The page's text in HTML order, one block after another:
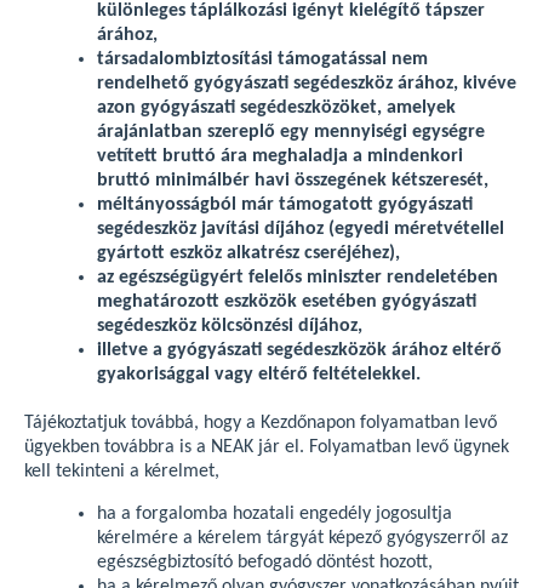
különleges táplálkozási igényt kielégítő tápszer
árához,
társadalombiztosítási támogatással nem
rendelhető gyógyászati segédeszköz árához, kivéve
azon gyógyászati segédeszközöket, amelyek
árajánlatban szereplő egy mennyiségi egységre
vetített bruttó ára meghaladja a mindenkori
bruttó minimálbér havi összegének kétszeresét,
méltányosságból már támogatott gyógyászati
segédeszköz javítási díjához (egyedi méretvétellel
gyártott eszköz alkatrész cseréjéhez),
az egészségügyért felelős miniszter rendeletében
meghatározott eszközök esetében gyógyászati
segédeszköz kölcsönzési díjához,
illetve a gyógyászati segédeszközök árához eltérő
gyakorisággal vagy eltérő feltételekkel.
Tájékoztatjuk továbbá, hogy a Kezdőnapon folyamatban levő
ügyekben továbbra is a NEAK jár el. Folyamatban levő ügynek
kell tekinteni a kérelmet,
ha a forgalomba hozatali engedély jogosultja
kérelmére a kérelem tárgyát képező gyógyszerről az
egészségbiztosító befogadó döntést hozott,